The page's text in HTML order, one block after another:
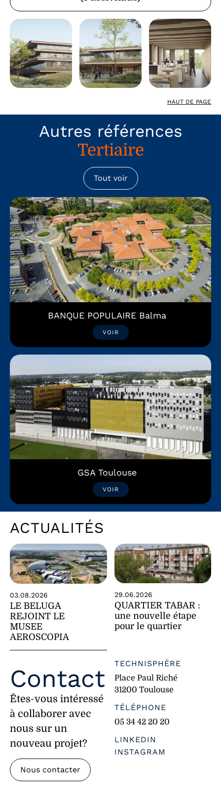
HAUT DE PAGE
Autres références
Tertiaire
Tout voir
BANQUE POPULAIRE Balma
VOIR
GSA Toulouse
VOIR
ACTUALITÉS
03.08.2026
LE BELUGA
REJOINT LE
MUSEE
AEROSCOPIA
29.06.2026
QUARTIER TABAR :
une nouvelle étape
pour le quartier
Contact
Êtes-vous intéressé
à collaborer avec
nous sur un
nouveau projet?
Nous contacter
TECHNISPHÈRE
Place Paul Riché
31200 Toulouse
TÉLÉPHONE
05 34 42 20 20
LINKEDIN
INSTAGRAM